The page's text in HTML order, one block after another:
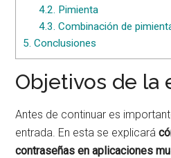
4.2. Pimienta
4.3. Combinación de
5. Conclusiones
Objetivos de la
Antes de continuar es
entrada. En esta se explicará
contraseñas en aplicaciones